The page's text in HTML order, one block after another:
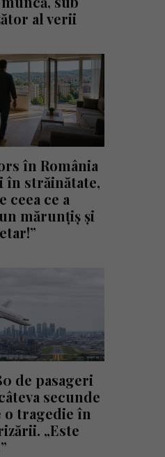
al verii
în România
în străinătate,
ceea ce a
mărunțiș și
de pasageri
secunde
o tragedie în
„Este